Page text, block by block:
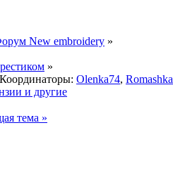
New embroidery »
»
Olenka74, Romashka
и другие
тема »